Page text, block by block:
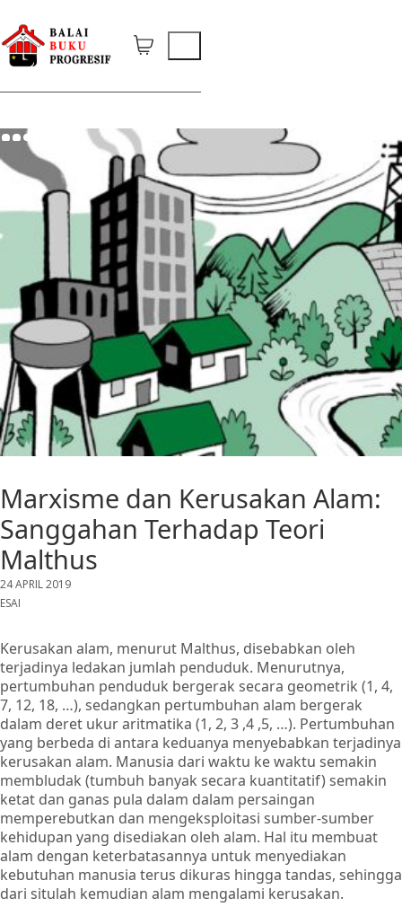
Marxisme dan Kerusakan Alam:
Sanggahan Terhadap Teori
Malthus
24 APRIL 2019
ESAI
Kerusakan alam, menurut Malthus, disebabkan oleh
terjadinya ledakan jumlah penduduk. Menurutnya,
pertumbuhan penduduk bergerak secara geometrik (1, 4,
7, 12, 18, …), sedangkan pertumbuhan alam bergerak
dalam deret ukur aritmatika (1, 2, 3 ,4 ,5, …). Pertumbuhan
yang berbeda di antara keduanya menyebabkan terjadinya
kerusakan alam. Manusia dari waktu ke waktu semakin
membludak (tumbuh banyak secara kuantitatif) semakin
ketat dan ganas pula dalam dalam persaingan
memperebutkan dan mengeksploitasi sumber-sumber
kehidupan yang disediakan oleh alam. Hal itu membuat
alam dengan keterbatasannya untuk menyediakan
kebutuhan manusia terus dikuras hingga tandas, sehingga
dari situlah kemudian alam mengalami kerusakan.